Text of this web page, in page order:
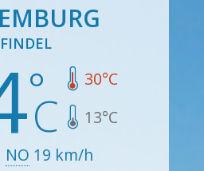
FINDEL
30°C
13°C
NO 19 km/h